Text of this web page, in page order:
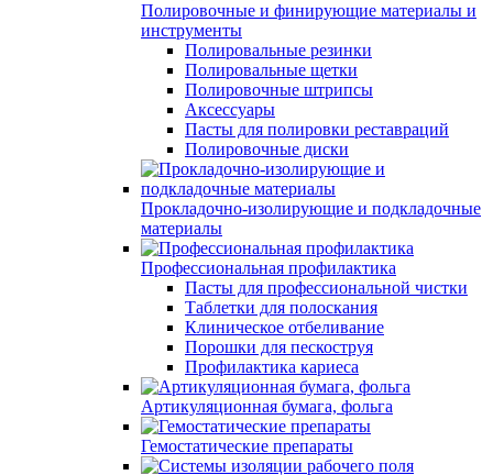
Полировочные и финирующие материалы и
инструменты
Полировальные резинки
Полировальные щетки
Полировочные штрипсы
Аксессуары
Пасты для полировки реставраций
Полировочные диски
Прокладочно-изолирующие и подкладочные
материалы
Профессиональная профилактика
Пасты для профессиональной чистки
Таблетки для полоскания
Клиническое отбеливание
Порошки для пескоструя
Профилактика кариеса
Артикуляционная бумага, фольга
Гемостатические препараты